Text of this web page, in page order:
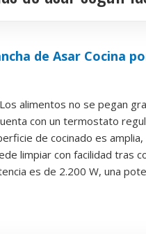
de Asar Cocina
alimentos no se pegan
con un termostato
de cocinado es
limpiar con facilidad tras
es de 2.200 W, una